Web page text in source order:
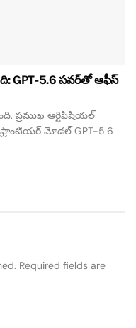
GPT-5.6 పవర్‌తో ఆఫీస్
ప్రముఖ ఆర్టిఫిషియల్
ఫ్రాంటియర్ మోడల్ GPT-5.6
Required fields are